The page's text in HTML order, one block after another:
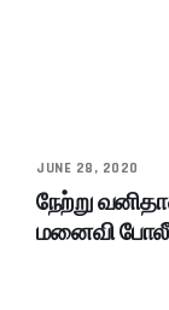
JUNE 28, 2020
நேற்று
மனைவி